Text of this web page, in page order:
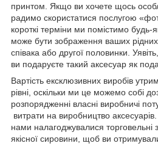
принтом. Якщо ви хочете щось
радимо скористатися послугою
короткі терміни ми помістимо будь-
може бути зображення ваших
співака або другої половинки.
ви подаруєте такий аксесуар як
Вартість ексклюзивних виробів
рівні, оскільки ми це можемо собі
розпорядженні власні виробничі
витрати на виробництво
нами налагоджувалися торговельні
якісної сировини, щоб ви